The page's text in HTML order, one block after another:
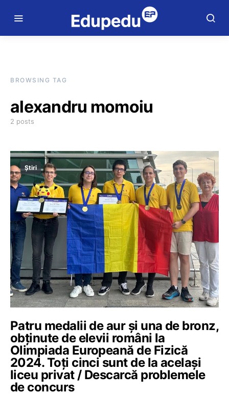
BROWSING TAG
alexandru momoiu
2 posts
Știri
Patru medalii de aur și una de bronz,
obținute de elevii români la
Olimpiada Europeană de Fizică
2024. Toți cinci sunt de la același
liceu privat / Descarcă problemele
de concurs